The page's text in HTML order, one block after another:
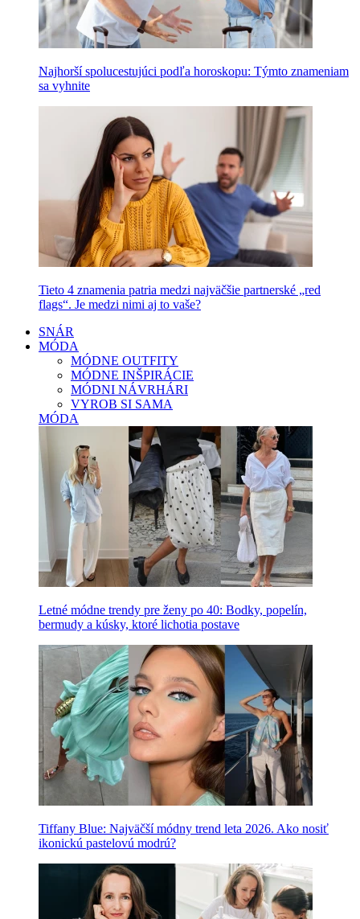
Najhorší spolucestujúci podľa horoskopu: Týmto znameniam
sa vyhnite
Tieto 4 znamenia patria medzi najväčšie partnerské „red
flags“. Je medzi nimi aj to vaše?
SNÁR
MÓDA
MÓDNE OUTFITY
MÓDNE INŠPIRÁCIE
MÓDNI NÁVRHÁRI
VYROB SI SAMA
MÓDA
Letné módne trendy pre ženy po 40: Bodky, popelín,
bermudy a kúsky, ktoré lichotia postave
Tiffany Blue: Najväčší módny trend leta 2026. Ako nosiť
ikonickú pastelovú modrú?